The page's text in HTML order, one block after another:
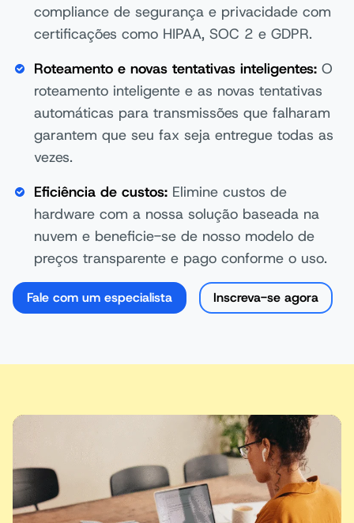
compliance de segurança e privacidade com
certificações como HIPAA, SOC 2 e GDPR.
Roteamento e novas tentativas inteligentes: O
roteamento inteligente e as novas tentativas
automáticas para transmissões que falharam
garantem que seu fax seja entregue todas as
vezes.
Eficiência de custos: Elimine custos de
hardware com a nossa solução baseada na
nuvem e beneficie-se de nosso modelo de
preços transparente e pago conforme o uso.
Fale com um especialista Inscreva-se agora